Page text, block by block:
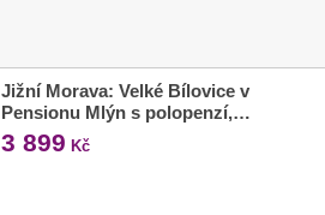
Jižní Morava: Velké Bílovice v
Pensionu Mlýn s polopenzí,…
3 899 Kč